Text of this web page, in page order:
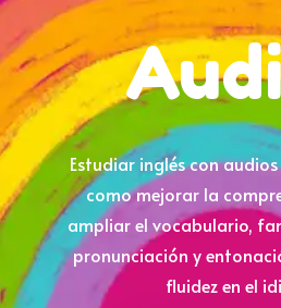
Estudiar inglés con
como mejorar la
ampliar el vocabulario,
pronunciación y
fluidez en el